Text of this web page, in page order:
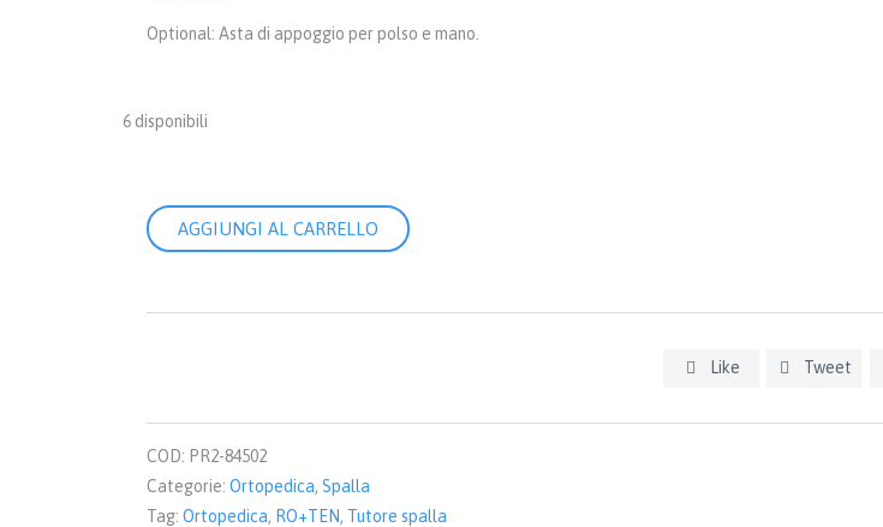
Optional: Asta di appoggio per polso e mano.
6 disponibili
RO+TEN
-
Tutore
Taglia
universale
quantità
AGGIUNGI AL CARRELLO
 Like  Tweet
COD: PR2-84502
Categorie: Ortopedica, Spalla
Tag: Ortopedica, RO+TEN, Tutore spalla